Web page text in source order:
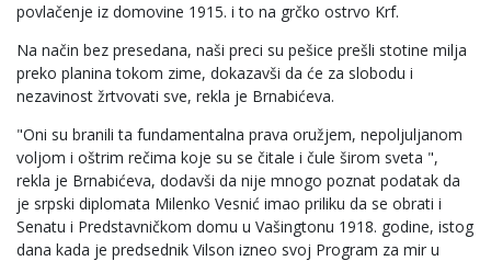
povlačenje iz domovine 1915. i to na grčko ostrvo Krf.
Na način bez presedana, naši preci su pešice prešli stotine milja
preko planina tokom zime, dokazavši da će za slobodu i
nezavinost žrtvovati sve, rekla je Brnabićeva.
"Oni su branili ta fundamentalna prava oružjem, nepoljuljanom
voljom i oštrim rečima koje su se čitale i čule širom sveta ",
rekla je Brnabićeva, dodavši da nije mnogo poznat podatak da
je srpski diplomata Milenko Vesnić imao priliku da se obrati i
Senatu i Predstavničkom domu u Vašingtonu 1918. godine, istog
dana kada je predsednik Vilson izneo svoj Program za mir u